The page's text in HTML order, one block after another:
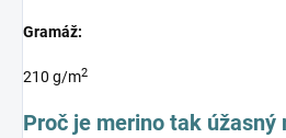
Gramáž:
210 g/m2
Proč je merino tak úžasný